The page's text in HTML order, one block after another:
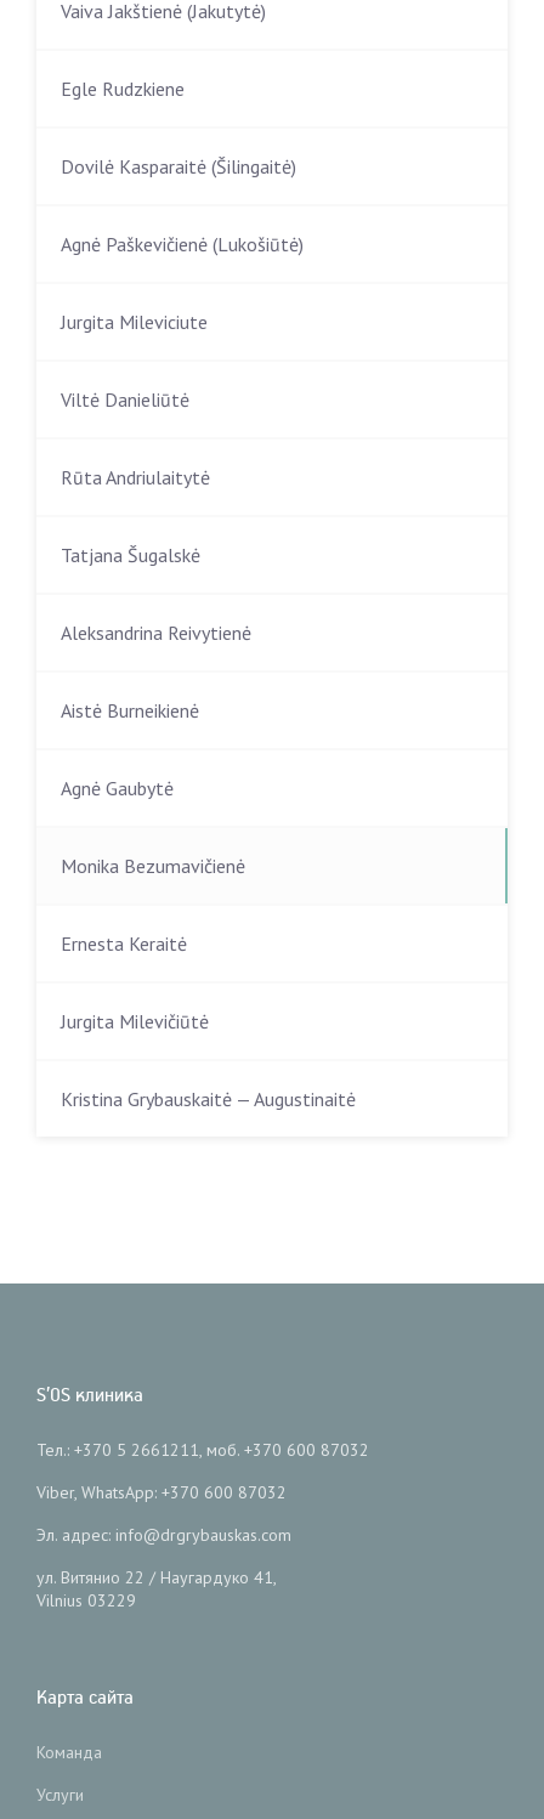
Vaiva Jakštienė (Jakutytė)
Egle Rudzkiene
Dovilė Kasparaitė (Šilingaitė)
Agnė Paškevičienė (Lukošiūtė)
Jurgita Mileviciute
Viltė Danieliūtė
Rūta Andriulaitytė
Tatjana Šugalskė
Aleksandrina Reivytienė
Aistė Burneikienė
Agnė Gaubytė
Monika Bezumavičienė
Ernesta Keraitė
Jurgita Milevičiūtė
Kristina Grybauskaitė — Augustinaitė
S’OS клиника
Тел.: +370 5 2661211, моб. +370 600 87032
Viber, WhatsApp: +370 600 87032
Эл. адрес: info@drgrybauskas.com
ул. Витянио 22 / Наугардуко 41,
Vilnius 03229
Карта сайта
Команда
Услуги